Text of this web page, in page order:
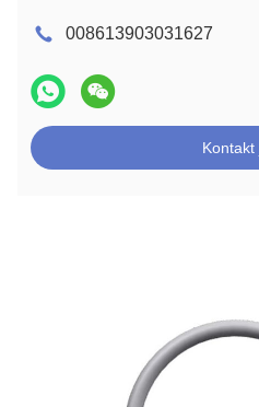
008613903031627
Kontakt